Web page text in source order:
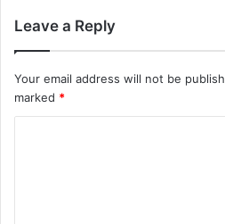
Leave a Reply
Your email address will not be
marked *